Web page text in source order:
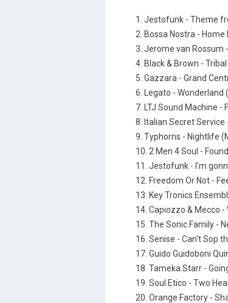
1. Jestofunk - Theme
2. Bossa Nostra -
3. Jerome van Rossum
4. Black & Brown -
5. Gazzara - Grand
6. Legato - Wonderland
7. LTJ Sound Machine -
8. Italian Secret Service
9. Typhorns - Nightlife
10. 2 Men 4 Soul -
11. Jestofunk - I'm
12. Freedom Or Not -
13. Key Tronics
14. Capiozzo & Mecco -
15. The Sonic Family -
16. Senise - Can't Sop
17. Guido Guidoboni
18. Tameka Starr -
19. Soul Etico - Two
20. Orange Factory -